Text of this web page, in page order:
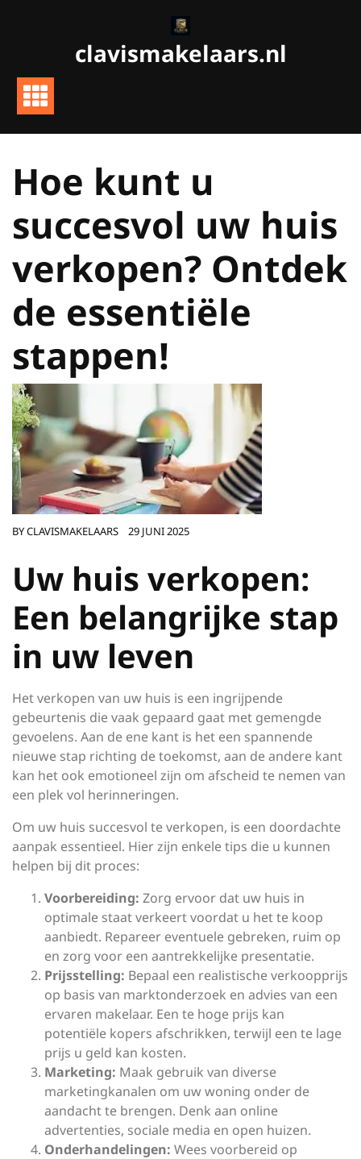
clavismakelaars.nl
Hoe kunt u
succesvol uw huis
verkopen? Ontdek
de essentiële
stappen!
BYCLAVISMAKELAARS 29 JUNI 2025
Uw huis verkopen:
Een belangrijke stap
in uw leven
Het verkopen van uw huis is een ingrijpende
gebeurtenis die vaak gepaard gaat met gemengde
gevoelens. Aan de ene kant is het een spannende
nieuwe stap richting de toekomst, aan de andere kant
kan het ook emotioneel zijn om afscheid te nemen van
een plek vol herinneringen.
Om uw huis succesvol te verkopen, is een doordachte
aanpak essentieel. Hier zijn enkele tips die u kunnen
helpen bij dit proces:
Voorbereiding: Zorg ervoor dat uw huis in
optimale staat verkeert voordat u het te koop
aanbiedt. Repareer eventuele gebreken, ruim op
en zorg voor een aantrekkelijke presentatie.
Prijsstelling: Bepaal een realistische verkoopprijs
op basis van marktonderzoek en advies van een
ervaren makelaar. Een te hoge prijs kan
potentiële kopers afschrikken, terwijl een te lage
prijs u geld kan kosten.
Marketing: Maak gebruik van diverse
marketingkanalen om uw woning onder de
aandacht te brengen. Denk aan online
advertenties, sociale media en open huizen.
Onderhandelingen: Wees voorbereid op